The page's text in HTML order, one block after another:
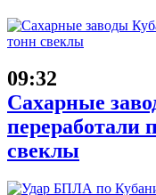
09:32
Сахарные
переработали
свеклы